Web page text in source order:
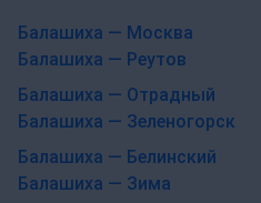
Балашиха — Москва
Балашиха — Реутов
Балашиха — Отрадный
Балашиха — Зеленогорск
Балашиха — Белинский
Балашиха — Зима